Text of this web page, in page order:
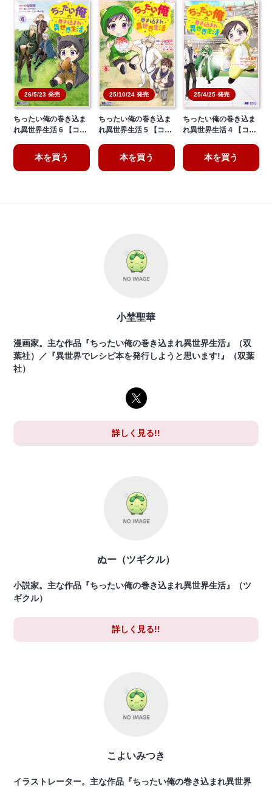
26/5/23 発売
ちったい俺の巻き込ま
れ異世界生活 6 【コ…
本を買う
25/10/24 発売
ちったい俺の巻き込ま
れ異世界生活 5 【コ…
本を買う
25/4/25 発売
ちったい俺の巻き込ま
れ異世界生活 4 【コ…
本を買う
小埜聖華
漫画家。主な作品『ちったい俺の巻き込まれ異世界生活』（双
葉社）／『異世界でレシピ本を発行しようと思います!』（双葉
社）
詳しく見る!!
ぬー（ツギクル）
小説家。主な作品『ちったい俺の巻き込まれ異世界生活』（ツ
ギクル）
詳しく見る!!
こよいみつき
イラストレーター。主な作品『ちったい俺の巻き込まれ異世界